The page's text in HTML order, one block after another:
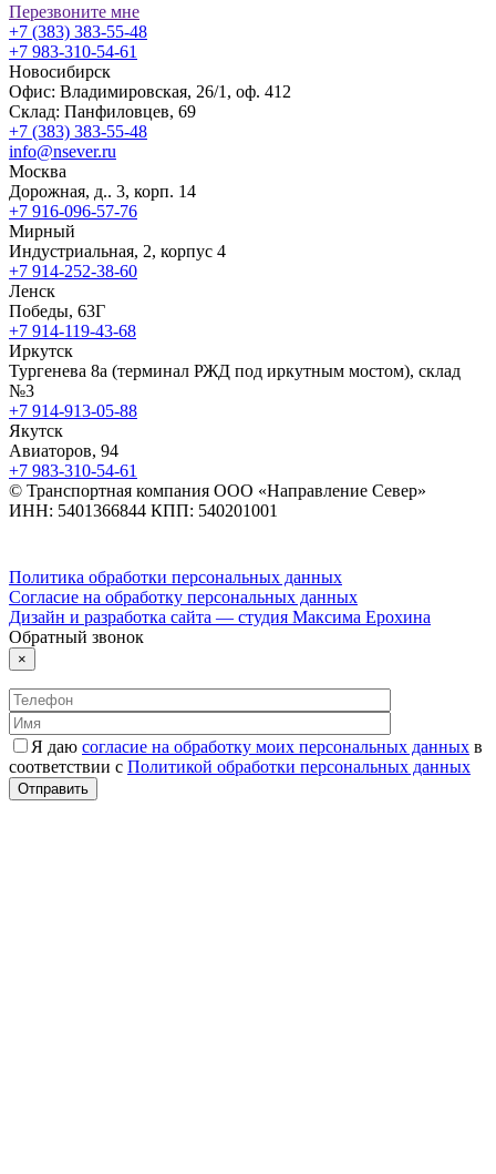
Перезвоните мне
+7 (383) 383-55-48
+7 983-310-54-61
Новосибирск
Офис: Владимировская, 26/1, оф. 412
Склад: Панфиловцев, 69
+7 (383) 383-55-48
info@nsever.ru
Москва
Дорожная, д.. 3, корп. 14
+7 916-096-57-76
Мирный
Индустриальная, 2, корпус 4
+7 914-252-38-60
Ленск
Победы, 63Г
+7 914-119-43-68
Иркутск
Тургенева 8а (терминал РЖД под иркутным мостом), склад
№3
+7 914-913-05-88
Якутск
Авиаторов, 94
+7 983-310-54-61
© Транспортная компания ООО «Направление Север»
ИНН: 5401366844 КПП: 540201001
Политика обработки персональных данных
Согласие на обработку персональных данных
Дизайн и разработка сайта — студия Максима Ерохина
Обратный звонок
×
Я даю согласие на обработку моих персональных данных в
соответствии с Политикой обработки персональных данных
Отправить